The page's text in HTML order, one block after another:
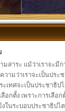
มสาระ แม้ว่าเราจะมีก
ความว่าเราจะเป็นประ
ะเทศจะเป็นประชาธิป
เลือกตั้ง เพราะการเลือก
งในระบอบประชาธิปไ